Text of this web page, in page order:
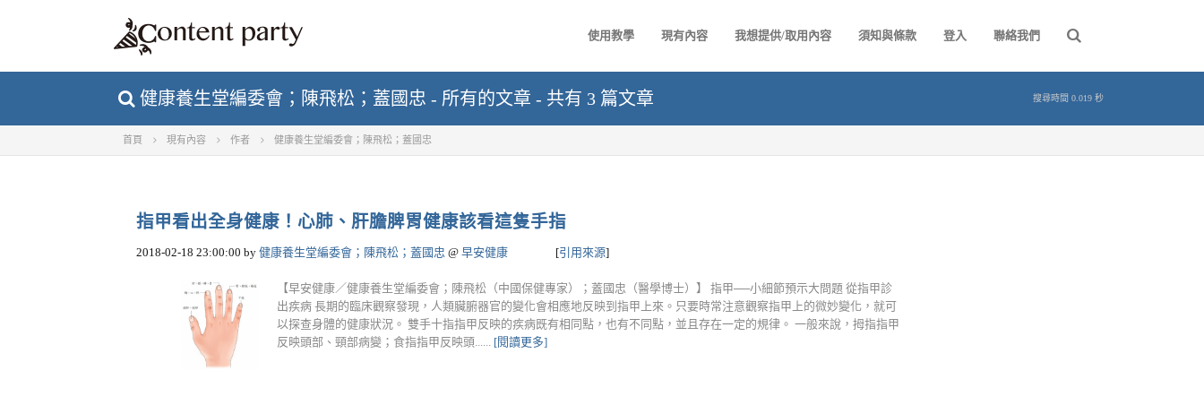
使用教學 現有內容 我想提供/取用內容 須知與條款 登入 聯絡我們
健康養生堂編委會；陳飛松；蓋國忠 - 所有的文章 - 共有 3 篇文章 搜尋時間 0.019 秒
首頁 現有內容 作者 健康養生堂編委會；陳飛松；蓋國忠
指甲看出全身健康！心肺、肝膽脾胃健康該看這隻手指
2018-02-18 23:00:00 by 健康養生堂編委會；陳飛松；蓋國忠 @ 早安健康 [引用來源]
【早安健康／健康養生堂編委會；陳飛松（中國保健專家）；蓋國忠（醫學博士）】 指甲──小細節預示大問題 從指甲診
出疾病 長期的臨床觀察發現，人類臟腑器官的變化會相應地反映到指甲上來。只要時常注意觀察指甲上的微妙變化，就可
以探查身體的健康狀況。 雙手十指指甲反映的疾病既有相同點，也有不同點，並且存在一定的規律。 一般來說，拇指指甲
反映頭部、頸部病變；食指指甲反映頭...... [閱讀更多]